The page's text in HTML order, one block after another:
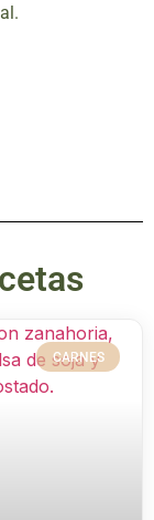
CARNES